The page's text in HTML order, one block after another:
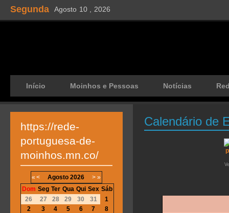
Segunda Agosto 10 , 2026
Início Moinhos e Pessoas Notícias
Calendário de
https://rede-
portuguesa-de-
moinhos.mn.co/
« < Agosto 2026 > »
Dom Seg Ter Qua Qui Sex Sáb
26
27 28 29 30 31
1
2
3 4 5 6 7
8